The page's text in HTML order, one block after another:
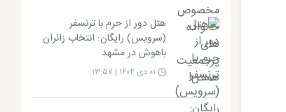
هتل دور از حرم با ترنسفر
(سرویس) رایگان: انتخاب زائران
باهوش در مشهد